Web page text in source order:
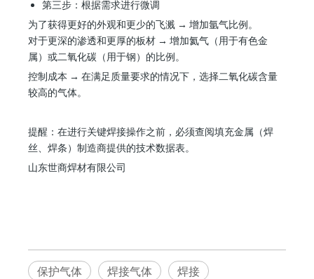
第三步：根据需求进行微调
为了获得更好的外观和更少的飞溅 → 增加氩气比例。
对于更深的渗透和更厚的板材 → 增加氦气（用于有色金
属）或二氧化碳（用于钢）的比例。
控制成本 → 在满足质量要求的情况下，选择二氧化碳含量
较高的气体。
提醒：在进行关键焊接操作之前，必须查阅填充金属（焊
丝、焊条）制造商提供的技术数据表。
山东世商焊材有限公司
保护气体 焊接气体 焊接